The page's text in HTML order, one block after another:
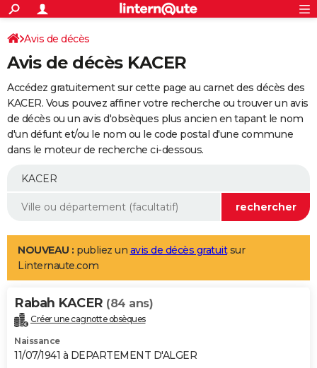
ACTUALITÉS
Politique
Société
Faits Divers
Education
Monde
Villes
+
SPORT
Coupe du monde 2026
Football
Tennis
Cyclisme
Rugby
Forum
Programme TV
TNT
Streaming
Cinéma
Sorties cinéma
Musique
+
FINANCE
Retraite
Impôts
Epargne
Immobilier
Risques naturels par ville
Banque
Assurance
Crédit
AUTO
Essais
Réserver un essai
Citadines
Berlines
SUV
Forum auto
+
Mobiles
Meilleur smartphone
Internet
Ordinateurs
Jeux vidéo
Guide high-tech
Aménagement intérieur
LIFESTYLE
Art de vivre
Bien-être
Loisirs
Mode
Modes de vie
Alimentation
Guide de la santé
Maladies
Médicaments
Sommeil
VOYAGE
Destinations
City break
Voyage nature
Voyage de noces
Forum
Climat
+PHOTO
GUIDES D'ACHAT
Avis de décès
Avis de décès KACER
Accédez gratuitement sur cette page au carnet des décès des
KACER. Vous pouvez affiner votre recherche ou trouver un avis
de décès ou un avis d'obsèques plus ancien en tapant le nom
d'un défunt et/ou le nom ou le code postal d'une commune
dans le moteur de recherche ci-dessous.
NOUVEAU : publiez un avis de décès gratuitsur
Linternaute.com
Rabah KACER (84 ans)
Créer une cagnotte obsèques
Naissance
11/07/1941 à DEPARTEMENT D'ALGER